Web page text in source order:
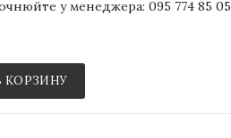
у менеджера: 095 774 85 05
КОРЗИНУ